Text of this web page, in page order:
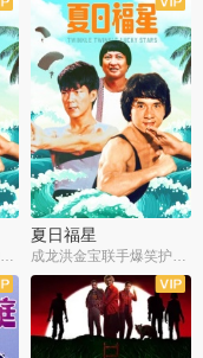
成龙洪金宝联手爆笑护美女
夏日福星
成龙洪金宝联手爆笑护美女